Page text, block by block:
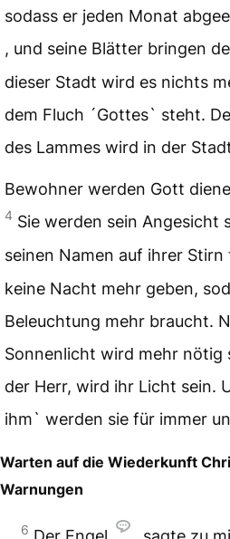
sodass er jeden Monat
, und seine Blätter bringen
dieser Stadt wird es nichts
dem Fluch ´Gottes` steht.
des Lammes wird in der
Bewohner werden Gott
4 Sie werden sein Angesicht
seinen Namen auf ihrer Stirn
keine Nacht mehr geben,
Beleuchtung mehr braucht.
Sonnenlicht wird mehr nötig
der Herr, wird ihr Licht sein.
ihm` werden sie für immer
Warten auf die Wiederkunft
Warnungen
6